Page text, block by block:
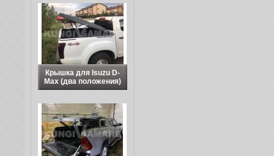
Крышка для Isuzu D-
Max (два положения)